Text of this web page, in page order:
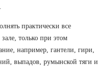
практически все
только при этом
например, гантели, гири,
выпадов, румынской тяги и